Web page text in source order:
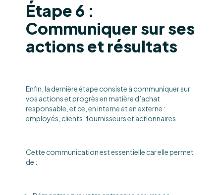
Étape 6 :
Communiquer sur ses
actions et résultats
Enfin, la dernière étape consiste à communiquer sur
vos actions et progrès en matière d’achat
responsable, et ce, en interne et en externe :
employés, clients, fournisseurs et actionnaires.
Cette communication est essentielle car elle permet
de :